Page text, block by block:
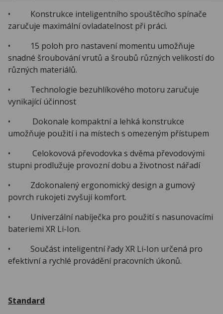
• Konstrukce inteligentního spouštěcího spínače
zaručuje maximální ovladatelnost při práci.
• 15 poloh pro nastavení momentu umožňuje
snadné šroubování vrutů a šroubů různých velikostí do
různých materiálů.
• Technologie bezuhlíkového motoru zaručuje
vynikající účinnost
• Dokonale kompaktní a lehká konstrukce
umožňuje použití i na místech s omezeným přístupem
• Celokovová převodovka s dvěma převodovými
stupni prodlužuje provozní dobu a životnost nářadí
• Zdokonalený ergonomický design a gumový
povrch rukojeti zvyšují komfort.
• Univerzální nabíječka pro použití s nasunovacími
bateriemi XR Li-Ion.
• Součást inteligentní řady XR Li-Ion určená pro
efektivní a rychlé provádění pracovních úkonů.
Standard